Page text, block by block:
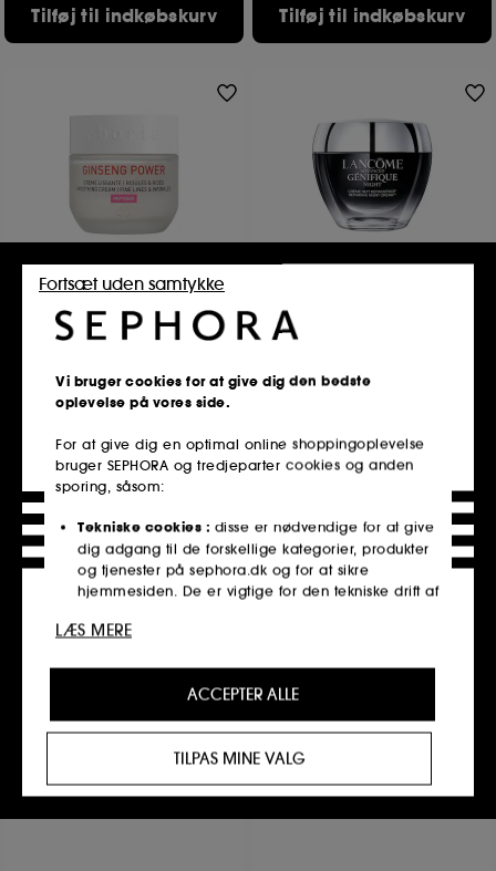
Tilføj til indkøbskurv Tilføj til indkøbskurv
ERBORIAN
Ginseng Power –
Udglattende creme – fine
linjer og rynker
6
2 størrelser tilgængelige
Tilføj til indkøbskurv
Repairing Night Cream
Tilføj til indkøbskurv
GLOW RECIPE
Serum mod mørke pletter
1371
Only at Sephora**
FENTY SKIN
Dew N Plump
388
Clean at Sephora
Vi bruger cookies for at give dig den bedste
oplevelse på vores side.
For at give dig en optimal online shoppingoplevelse
bruger SEPHORA og tredjeparter cookies og anden
sporing, såsom:
Tekniske cookies : disse er nødvendige for at give
dig adgang til de forskellige kategorier, produkter
og tjenester på sephora.dk og for at sikre
hjemmesiden. De er vigtige for den tekniske drift af
produkter, tjenester og indhold, der bedst passer til
dine præferencer, og at give dig kampagnetilbud,
der er skræddersyet til din profil.
cookies bruges til at vise dig indhold, der kan
være af interesse for dig, gennem personlige
ACCEPTER ALLE
Fortsæt uden samtykke
TILPAS MINE VALG
LÆS MERE